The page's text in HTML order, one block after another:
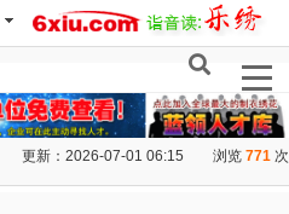
更新：2026-07-01 06:15 浏览 771 次